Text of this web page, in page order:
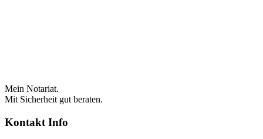
Mein Notariat.
Mit Sicherheit gut beraten.
Kontakt Info